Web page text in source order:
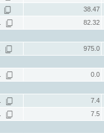
38.47
82.32
975.0
0.0
7.4
7.5